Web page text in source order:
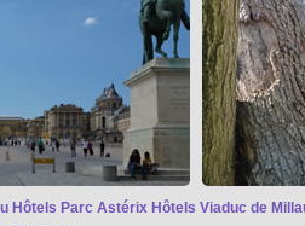
Hôtels Parc Astérix Hôtels Viaduc de